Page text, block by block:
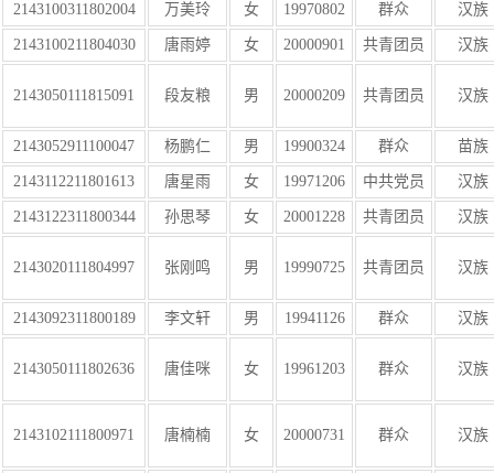
2143100311802004 万美玲 女 19970802 群众 汉族
2143100211804030 唐雨婷 女 20000901 共青团员 汉族
2143050111815091 段友粮 男 20000209 共青团员 汉族
2143052911100047 杨鹏仁 男 19900324 群众 苗族
2143112211801613 唐星雨 女 19971206 中共党员 汉族
2143122311800344 孙思琴 女 20001228 共青团员 汉族
2143020111804997 张刚鸣 男 19990725 共青团员 汉族
2143092311800189 李文轩 男 19941126 群众 汉族
2143050111802636 唐佳咪 女 19961203 群众 汉族
2143102111800971 唐楠楠 女 20000731 群众 汉族